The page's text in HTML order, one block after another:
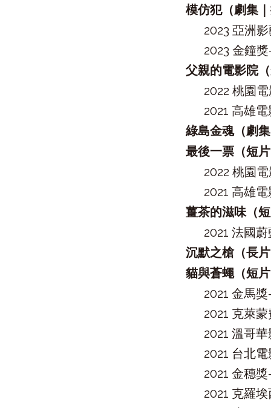
模仿犯（劇集
2023 亞洲
2023 金鐘
父親的電影院
2022 桃園
2021 高雄
綠島金魂（劇
最後一票（短
2022 桃園
2021 高雄
薑茶的滋味（
2021 法國
沉默之槍（長
貓與蒼蠅（短
2021 金馬
2021 克萊
2021 溫哥
2021 台北
2021 金穗
2021 克羅